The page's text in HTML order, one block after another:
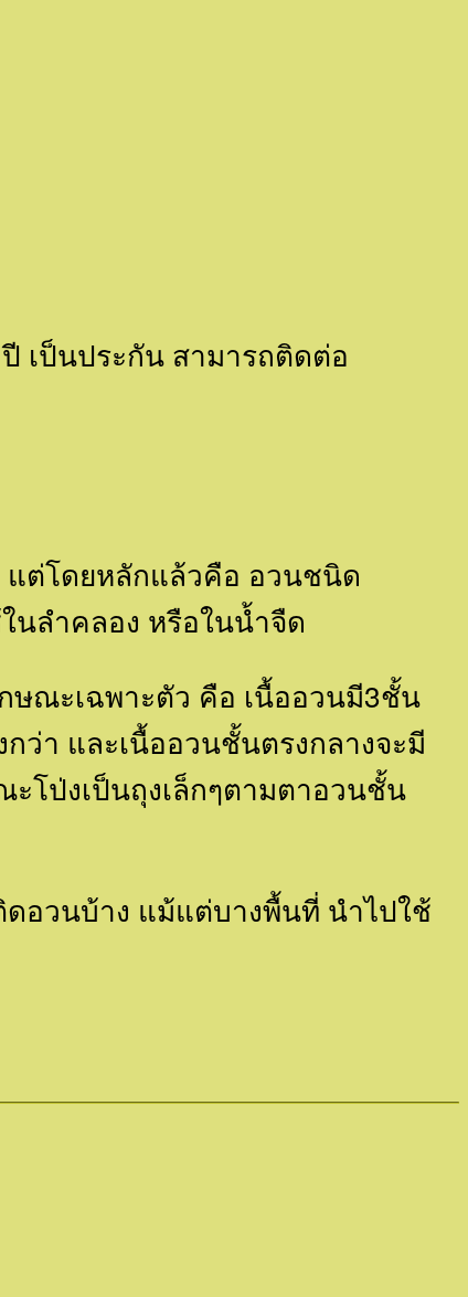
เป็นประกัน สามารถติดต่อ
แต่โดยหลักแล้วคือ อวนชนิด
นลำคลอง หรือในน้ำจืด
ษณะเฉพาะตัว คือ เนื้ออวนมี3ชั้น
ว่า และเนื้ออวนชั้นตรงกลางจะมี
โป่งเป็นถุงเล็กๆตามตาอวนชั้น
อวนบ้าง แม้แต่บางพื้นที่ นำไปใช้